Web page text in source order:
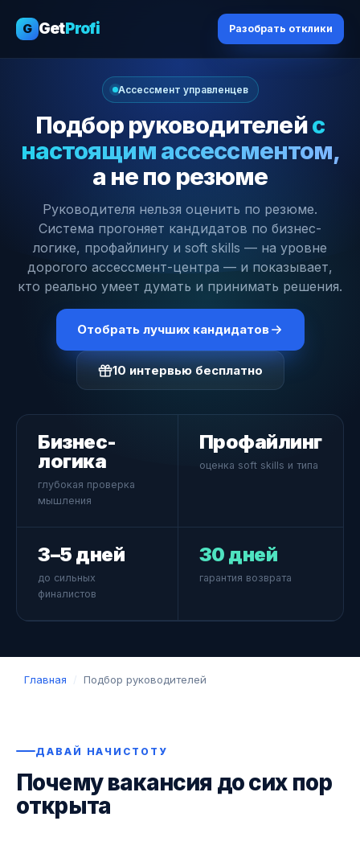
G GetProfi Разобрать отклики
Ассессмент управленцев
Подбор руководителейс
настоящим ассессментом,
а не по резюме
Руководителя нельзя оценить по резюме.
Система прогоняет кандидатов по бизнес-
логике, профайлингу и soft skills — на уровне
дорогого ассессмент-центра — и показывает,
кто реально умеет думать и принимать решения.
Отобрать лучших кандидатов
10 интервью бесплатно
Бизнес-
логика
глубокая проверка
мышления
Профайлинг
оценка soft skills и типа
3–5 дней
до сильных
финалистов
30 дней
гарантия возврата
Главная / Подбор руководителей
ДАВАЙ НАЧИСТОТУ
Почему вакансия до сих пор
открыта